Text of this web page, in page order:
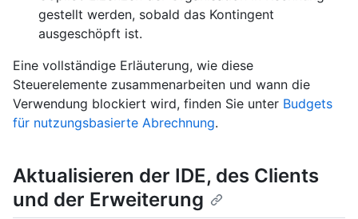
gestellt werden, sobald das Kontingent
ausgeschöpft ist.
Eine vollständige Erläuterung, wie diese
Steuerelemente zusammenarbeiten und wann die
Verwendung blockiert wird, finden Sie unter Budgets
für nutzungsbasierte Abrechnung.
Aktualisieren der IDE, des Clients
und der Erweiterung